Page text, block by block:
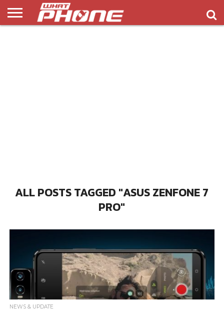
ALL POSTS TAGGED "ASUS ZENFONE 7
PRO"
NEWS & UPDATE